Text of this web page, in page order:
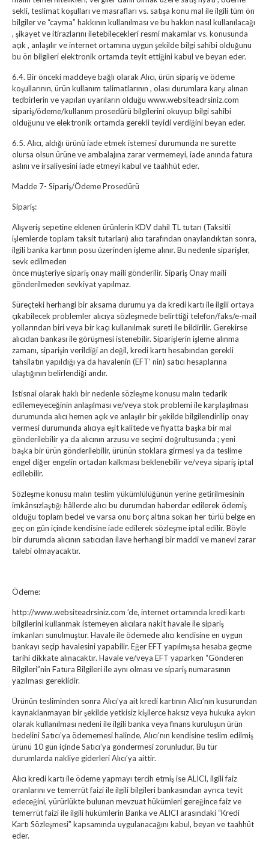
sekli, teslimat koşulları ve masrafları vs. satışa konu mal ile ilgili tüm ön
bilgiler ve “cayma” hakkının kullanılması ve bu hakkın nasıl kullanılacağı
, şikayet ve itirazlarını iletebilecekleri resmi makamlar vs. konusunda
açık , anlaşılır ve internet ortamına uygun şekilde bilgi sahibi olduğunu
bu ön bilgileri elektronik ortamda teyit ettiğini kabul ve beyan eder.
6.4. Bir önceki maddeye bağlı olarak Alıcı, ürün sipariş ve ödeme
koşullarının, ürün kullanım talimatlarının , olası durumlara karşı alınan
tedbirlerin ve yapılan uyarıların olduğu www.websiteadrsiniz.com
sipariş/ödeme/kullanım prosedürü bilgilerini okuyup bilgi sahibi
olduğunu ve elektronik ortamda gerekli teyidi verdiğini beyan eder.
6.5. Alıcı, aldığı ürünü iade etmek istemesi durumunda ne surette
olursa olsun ürüne ve ambalajına zarar vermemeyi, iade anında fatura
aslını ve irsaliyesini iade etmeyi kabul ve taahhüt eder.
Madde 7- Sipariş/Ödeme Prosedürü
Sipariş:
Alışveriş sepetine eklenen ürünlerin KDV dahil TL tutarı (Taksitli
işlemlerde toplam taksit tutarları) alıcı tarafından onaylandıktan sonra,
ilgili banka kartının posu üzerinden işleme alınır. Bu nedenle siparişler,
sevk edilmeden
önce müşteriye sipariş onay maili gönderilir. Sipariş Onay maili
gönderilmeden sevkiyat yapılmaz.
Süreçteki herhangi bir aksama durumu ya da kredi kartı ile ilgili ortaya
çıkabilecek problemler alıcıya sözleşmede belirttiği telefon/faks/e-mail
yollarından biri veya bir kaçı kullanılmak sureti ile bildirilir. Gerekirse
alıcıdan bankası ile görüşmesi istenebilir. Siparişlerin işleme alınma
zamanı, siparişin verildiği an değil, kredi kartı hesabından gerekli
tahsilatın yapıldığı ya da havalenin (EFT’ nin) satıcı hesaplarına
ulaştığının belirlendiği andır.
İstisnai olarak haklı bir nedenle sözleşme konusu malın tedarik
edilemeyeceğinin anlaşılması ve/veya stok problemi ile karşılaşılması
durumunda alıcı hemen açık ve anlaşılır bir şekilde bilgilendirilip onay
vermesi durumunda alıcıya eşit kalitede ve fiyatta başka bir mal
gönderilebilir ya da alıcının arzusu ve seçimi doğrultusunda ; yeni
başka bir ürün gönderilebilir, ürünün stoklara girmesi ya da teslime
engel diğer engelin ortadan kalkması beklenebilir ve/veya sipariş iptal
edilebilir.
Sözleşme konusu malın teslim yükümlülüğünün yerine getirilmesinin
imkânsızlaştığı hâllerde alıcı bu durumdan haberdar edilerek ödemiş
olduğu toplam bedel ve varsa onu borç altına sokan her türlü belge en
geç on gün içinde kendisine iade edilerek sözleşme iptal edilir. Böyle
bir durumda alıcının satıcıdan ilave herhangi bir maddi ve manevi zarar
talebi olmayacaktır.
Ödeme:
http://www.websiteadrsiniz.com ’de, internet ortamında kredi kartı
bilgilerini kullanmak istemeyen alıcılara nakit havale ile sipariş
imkanları sunulmuştur. Havale ile ödemede alıcı kendisine en uygun
bankayı seçip havalesini yapabilir. Eğer EFT yapılmışsa hesaba geçme
tarihi dikkate alınacaktır. Havale ve/veya EFT yaparken “Gönderen
Bilgileri”nin Fatura Bilgileri ile aynı olması ve sipariş numarasının
yazılması gereklidir.
Ürünün tesliminden sonra Alıcı’ya ait kredi kartının Alıcı’nın kusurundan
kaynaklanmayan bir şekilde yetkisiz kişilerce haksız veya hukuka aykırı
olarak kullanılması nedeni ile ilgili banka veya finans kuruluşun ürün
bedelini Satıcı’ya ödememesi halinde, Alıcı’nın kendisine teslim edilmiş
ürünü 10 gün içinde Satıcı’ya göndermesi zorunludur. Bu tür
durumlarda nakliye giderleri Alıcı’ya aittir.
Alıcı kredi kartı ile ödeme yapmayı tercih etmiş ise ALICI, ilgili faiz
oranlarını ve temerrüt faizi ile ilgili bilgileri bankasından ayrıca teyit
edeceğini, yürürlükte bulunan mevzuat hükümleri gereğince faiz ve
temerrüt faizi ile ilgili hükümlerin Banka ve ALICI arasındaki “Kredi
Kartı Sözleşmesi” kapsamında uygulanacağını kabul, beyan ve taahhüt
eder.